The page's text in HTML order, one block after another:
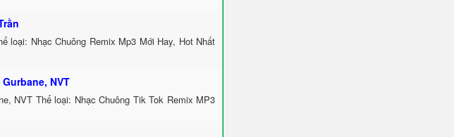
loại: Nhạc Chuông Remix Mp3 Mới Hay, Hot Nhất
NVT
NVT Thể loại: Nhạc Chuông Tik Tok Remix MP3